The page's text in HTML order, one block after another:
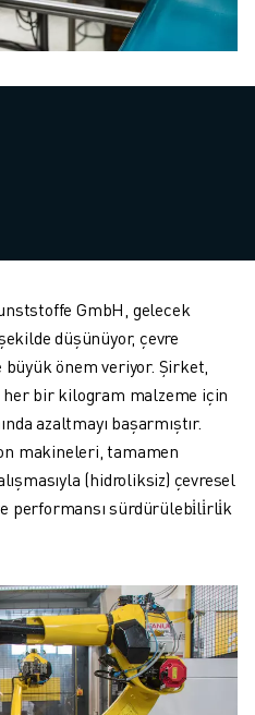
GmbH, gelecek
düşünüyor, çevre
önem veriyor. Şirket,
her bir kilogram malzeme için
azaltmayı başarmıştır.
makineleri, tamamen
(hidroliksiz) çevresel
performansı sürdürülebi̇li̇rli̇k